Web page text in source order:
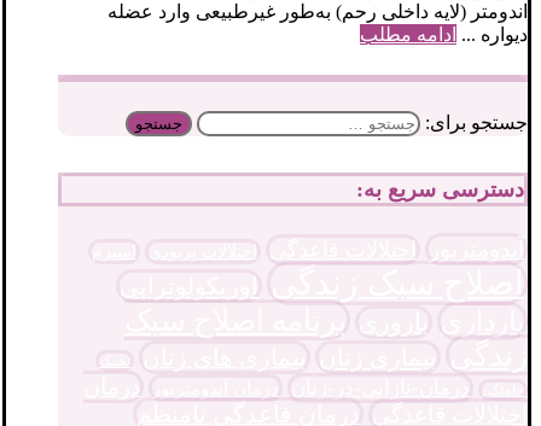
اندومتر (لایه داخلی رحم) به‌طور غیرطبیعی وارد عضله
دیواره ... ادامه مطلب
جستجو برای:
دسترسی سریع به:
اختلالات قاعدگی اختلالات پریودی
اصلاح سبک زندگی اوریکولوتراپی
بارداری باروری برنامه اصلاح سبک
زندگی
بیماری زنان بیماری های زنان
تخمک
حاملگی
درمان-نازایی-در-زنان درمان آندومتریوز
درمان
اختلالات قاعدگی درمان قاعدگی نامنظم